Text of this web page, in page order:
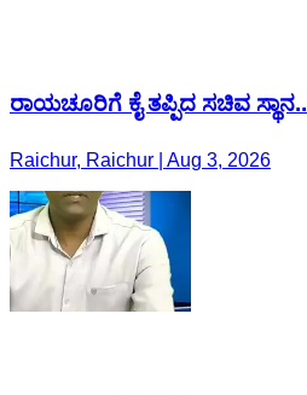
ರಾಯಚೂರಿಗೆ ಕೈ ತಪ್ಪಿದ ಸಚಿವ ಸ್ಥಾನ..
Raichur, Raichur | Aug 3, 2026